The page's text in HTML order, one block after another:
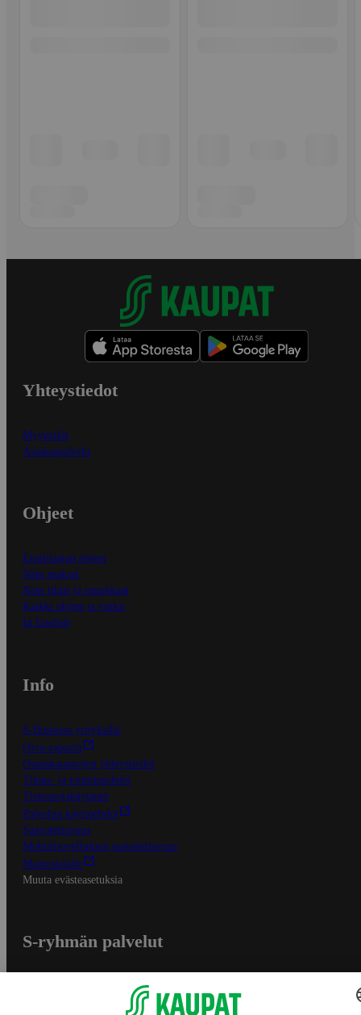
Yhteystiedot
Myymälät
Asiakaspalvelu
Ohjeet
Ensitilaajan ohjeet
Näin maksat
Näin tilaat ja muokkaat
Kaikki ohjeet ja vinkit
In English
Info
S-Business yrityksille
Oiva-raportit
Osuuskauppojen yhteystiedot
Tilaus- ja toimitusehdot
Tietosuojakäytäntö
Palvelun käyttöehdot
Saavutettavuus
Mobiilisovelluksen saavutettavuus
Mainostajalle
Muuta evästeasetuksia
S-ryhmän palvelut